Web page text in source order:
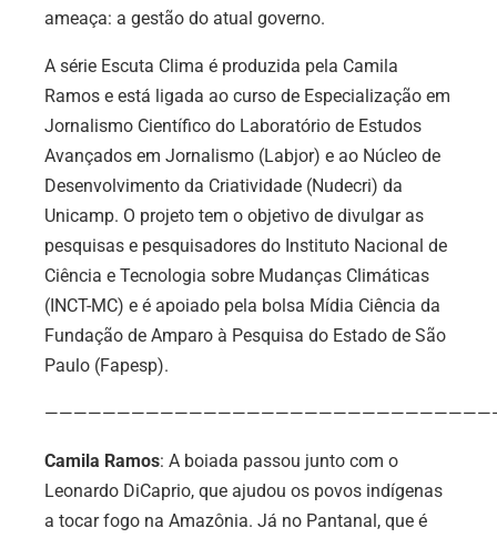
ameaça: a gestão do atual governo.
A série Escuta Clima é produzida pela Camila
Ramos e está ligada ao curso de Especialização em
Jornalismo Científico do Laboratório de Estudos
Avançados em Jornalismo (Labjor) e ao Núcleo de
Desenvolvimento da Criatividade (Nudecri) da
Unicamp. O projeto tem o objetivo de divulgar as
pesquisas e pesquisadores do Instituto Nacional de
Ciência e Tecnologia sobre Mudanças Climáticas
(INCT-MC) e é apoiado pela bolsa Mídia Ciência da
Fundação de Amparo à Pesquisa do Estado de São
Paulo (Fapesp).
Camila Ramos: A boiada passou junto com o
Leonardo DiCaprio, que ajudou os povos indígenas
a tocar fogo na Amazônia. Já no Pantanal, que é